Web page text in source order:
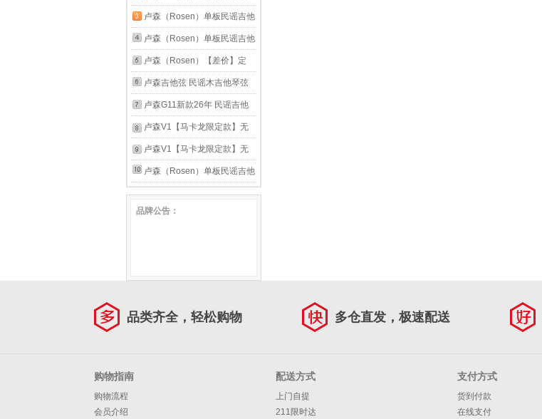
童吉它 40寸原木色【V1】
痛民谣单板吉他初学者成人木
吉他儿童吉它 40寸樱花粉
【马卡龙限定色】
卢森（Rosen）单板民谣吉他
初学者木吉他入门吉它男女生
旅行乐器G11 【G11-26年新
款】40寸-原木色
卢森（Rosen）单板民谣吉他
初学者木吉他入门吉它男女生
旅行乐器G11 【G11-26年新
款】41寸-原木色
卢森（Rosen）【差价】定
制，单拍不发货 邮费补差1
卢森吉他弦 民谣木吉他琴弦
DJ12全套六根吉它弦线一套
配件 DJ12【011规格】
卢森G11新款26年 民谣吉他
初学者木吉他成人儿童男女生
新手吉它 【G11-26年新款】
40寸-落霞粉
卢森V1【马卡龙限定款】无
痛民谣单板吉他初学者成人木
吉他儿童吉它 38寸樱花粉
卢森V1【马卡龙限定款】无
痛民谣单板吉他初学者成人木
【马卡龙限定色】
卢森（Rosen）单板民谣吉他
初学者木吉他入门吉它男女生
旅行乐器G11 【G11-26年新
品牌公告：
品类齐全，轻松购物 多仓直发，极速配送
购物指南
购物流程
会员介绍
配送方式
上门自提
211限时达
支付方式
货到付款
在线支付